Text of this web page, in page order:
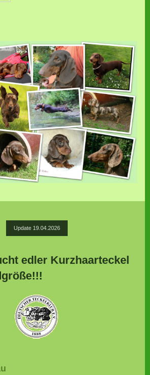
Update 19.04.2026
edler Kurzhaarteckel